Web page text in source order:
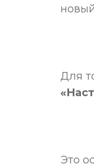
Для
Это